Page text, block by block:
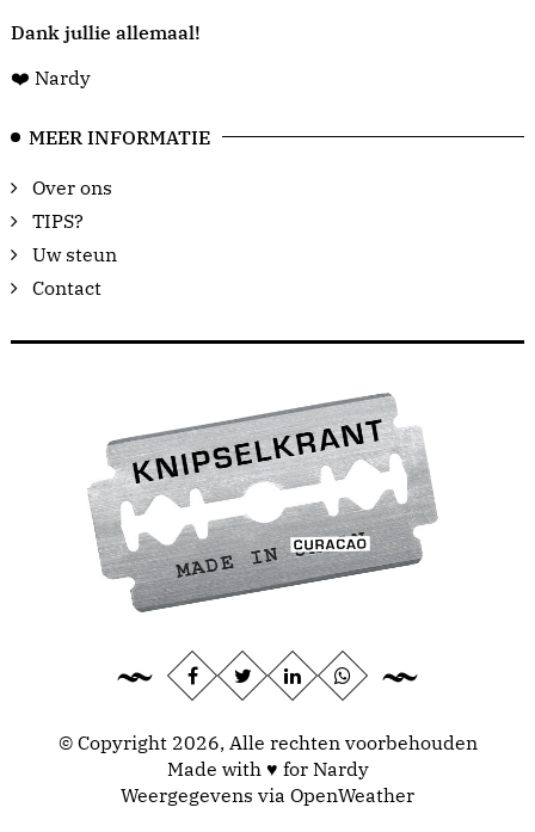
Dank jullie allemaal!
❤️ Nardy
MEER INFORMATIE
Over ons
TIPS?
Uw steun
Contact
© Copyright 2026, Alle rechten voorbehouden
Made with ♥ for Nardy
Weergegevens via OpenWeather